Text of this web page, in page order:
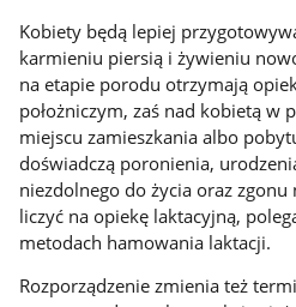
Kobiety będą lepiej
karmieniu piersią i żywieniu
na etapie porodu otrzymają
położniczym, zaś nad kobietą w
miejscu zamieszkania albo
doświadczą poronienia,
niezdolnego do życia oraz
liczyć na opiekę laktacyjną,
metodach hamowania laktacji.
Rozporządzenie zmienia też